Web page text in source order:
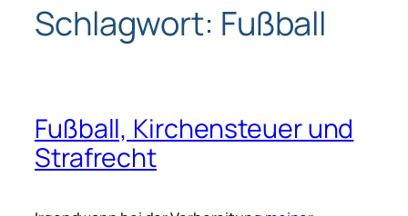
Schlagwort: Fußball
Fußball, Kirchensteuer und
Strafrecht